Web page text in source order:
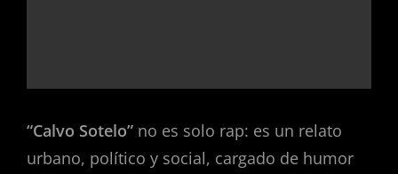
“Calvo Sotelo” no es solo rap: es un relato
urbano, político y social, cargado de humor